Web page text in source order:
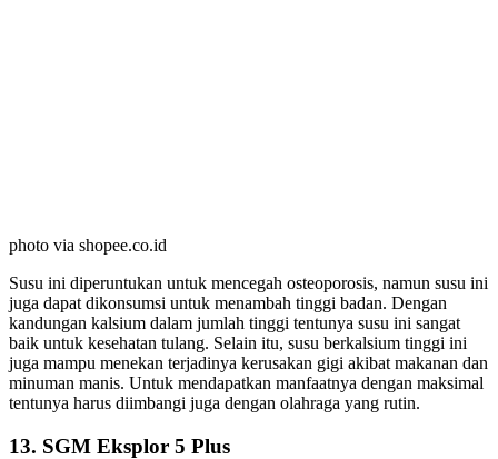
photo via shopee.co.id
Susu ini diperuntukan untuk mencegah osteoporosis, namun susu ini
juga dapat dikonsumsi untuk menambah tinggi badan. Dengan
kandungan kalsium dalam jumlah tinggi tentunya susu ini sangat
baik untuk kesehatan tulang. Selain itu, susu berkalsium tinggi ini
juga mampu menekan terjadinya kerusakan gigi akibat makanan dan
minuman manis. Untuk mendapatkan manfaatnya dengan maksimal
tentunya harus diimbangi juga dengan olahraga yang rutin.
13. SGM Eksplor 5 Plus